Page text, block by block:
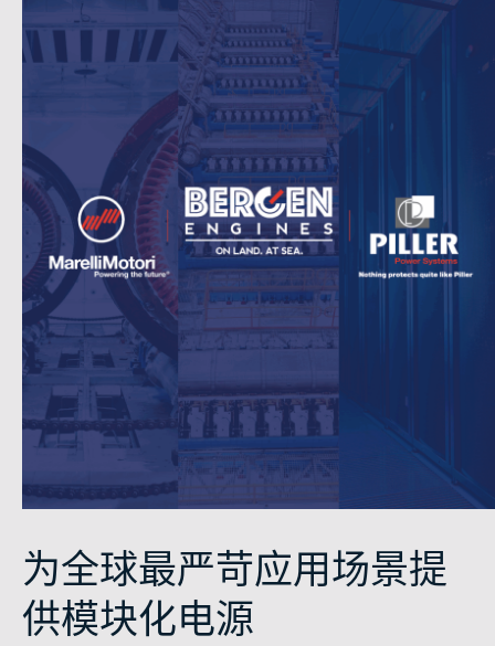
为全球最严苛应用场景提
供模块化电源